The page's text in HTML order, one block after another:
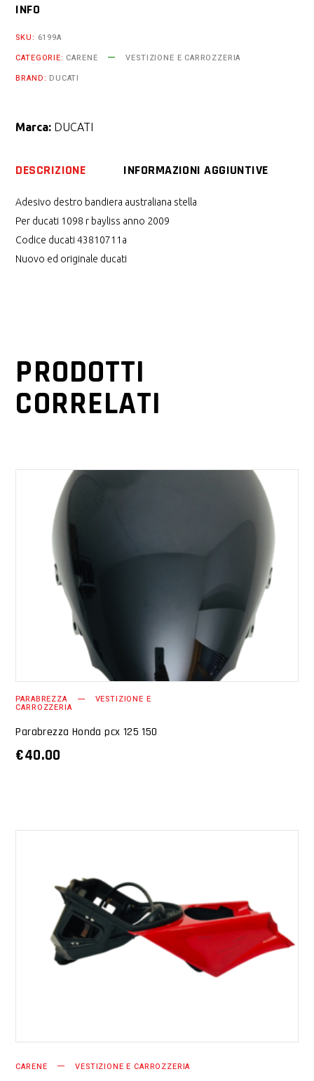
INFO
SKU: 6199A
CATEGORIE: CARENE
VESTIZIONE E CARROZZERIA
BRAND: DUCATI
Marca: DUCATI
DESCRIZIONE INFORMAZIONI AGGIUNTIVE
Adesivo destro bandiera australiana stella
Per ducati 1098 r bayliss anno 2009
Codice ducati 43810711a
Nuovo ed originale ducati
PRODOTTI
CORRELATI
PARABREZZA VESTIZIONE E
CARROZZERIA
Parabrezza Honda pcx 125 150
€40.00
AGGIUNGI AL CARRELLO
CARENE VESTIZIONE E CARROZZERIA